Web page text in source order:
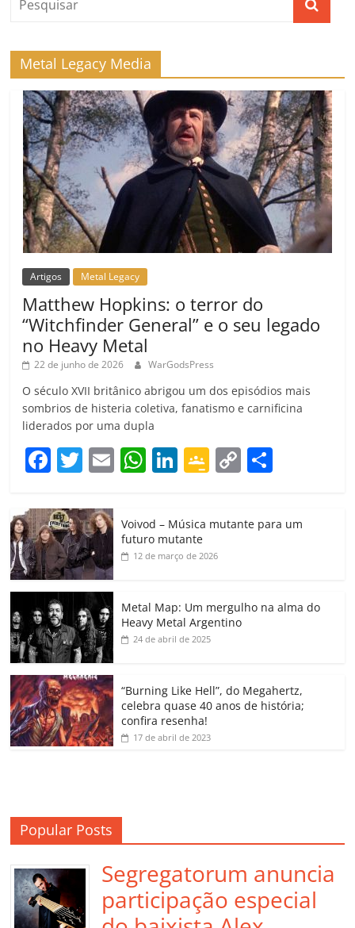
Metal Legacy Media
Artigos Metal Legacy
Matthew Hopkins: o terror do
“Witchfinder General” e o seu legado
no Heavy Metal
22 de junho de 2026 WarGodsPress
O século XVII britânico abrigou um dos episódios mais
sombrios de histeria coletiva, fanatismo e carnificina
liderados por uma dupla
F
c
e
b
o
o
k
T
itt
er
E
ai
W
at
s
A
p
Li
k
e
dI
G
gl
e
a
ss
o
m
C
y
k
p
h
Voivod – Música mutante para um
futuro mutante
12 de março de 2026
Metal Map: Um mergulho na alma do
Heavy Metal Argentino
24 de abril de 2025
“Burning Like Hell”, do Megahertz,
celebra quase 40 anos de história;
confira resenha!
17 de abril de 2023
Popular Posts
Segregatorum anuncia
participação especial